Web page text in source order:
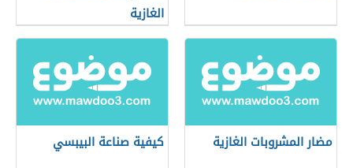
الغازية
مضار المشروبات الغازية كيفية صناعة البيبسي